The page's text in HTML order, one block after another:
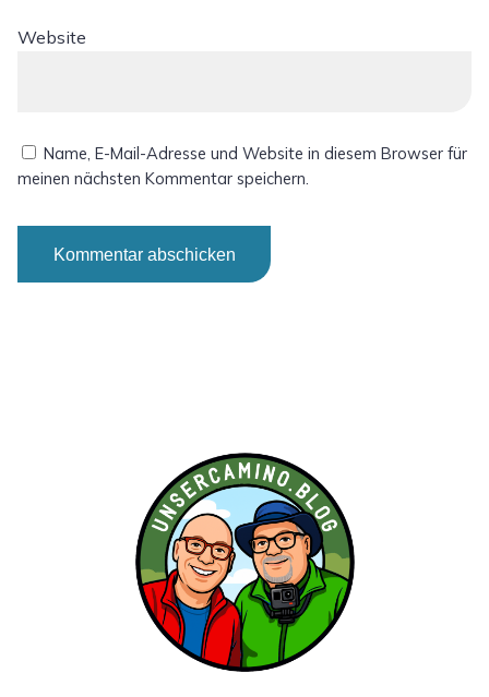
Website
Name, E-Mail-Adresse und Website in diesem Browser für
meinen nächsten Kommentar speichern.